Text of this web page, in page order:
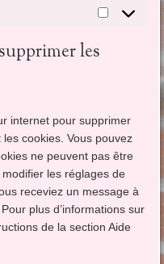
Marketing
les
internet pour supprimer
cookies. Vous pouvez
ne peuvent pas être
les réglages de
receviez un message à
plus d’informations sur
de la section Aide